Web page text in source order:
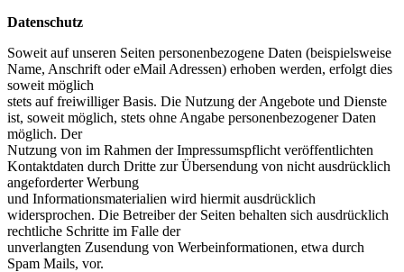
Datenschutz
Soweit auf unseren Seiten personenbezogene Daten (beispielsweise
Name, Anschrift oder eMail Adressen) erhoben werden, erfolgt dies
soweit möglich
stets auf freiwilliger Basis. Die Nutzung der Angebote und Dienste
ist, soweit möglich, stets ohne Angabe personenbezogener Daten
möglich. Der
Nutzung von im Rahmen der Impressumspflicht veröffentlichten
Kontaktdaten durch Dritte zur Übersendung von nicht ausdrücklich
angeforderter Werbung
und Informationsmaterialien wird hiermit ausdrücklich
widersprochen. Die Betreiber der Seiten behalten sich ausdrücklich
rechtliche Schritte im Falle der
unverlangten Zusendung von Werbeinformationen, etwa durch
Spam Mails, vor.